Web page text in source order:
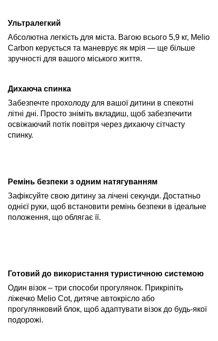
Ультралегкий
Абсолютна легкість для міста. Вагою всього 5,9 кг, Melio
Carbon керується та маневрує як мрія — ще більше
зручності для вашого міського життя.
Дихаюча спинка
Забезпечте прохолоду для вашої дитини в спекотні
літні дні. Просто зніміть вкладиш, щоб забезпечити
освіжаючий потік повітря через дихаючу сітчасту
спинку.
Ремінь безпеки з одним натягуванням
Зафіксуйте свою дитину за лічені секунди. Достатньо
однієї руки, щоб встановити ремінь безпеки в ідеальне
положення, що облягає її.
Готовий до використання туристичною системою
Один візок – три способи прогулянок. Прикріпіть
ліжечко Melio Cot, дитяче автокрісло або
прогулянковий блок, щоб адаптувати візок до будь-якої
подорожі.